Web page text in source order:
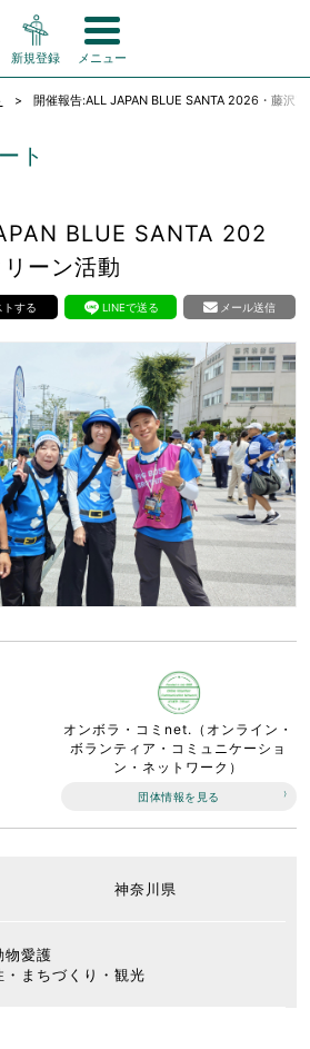
新規登録 メニュー
開催報告:ALL JAPAN BLUE SANTA 2026・藤沢
ト
BLUE SANTA 202
ーン活動
トする LINEで送る メール送信
オンボラ・コミnet.（オンライン・
ボランティア・コミュニケーショ
ン・ネットワーク）
団体情報を見る
神奈川県
物愛護
・まちづくり・観光